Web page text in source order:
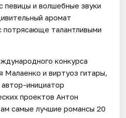
певицы и волшебные звуки
аромат
потрясающе талантливыми
конкурса
Малаенко и виртуоз гитары,
инициатор
проектов Антон
самые лучшие романсы 20